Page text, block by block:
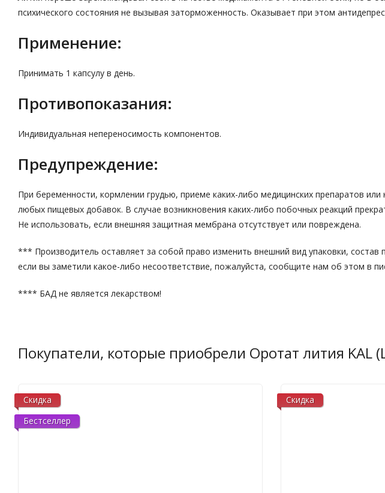
психического состояния не вызывая заторможенность. Оказывает при этом
Применение:
Принимать 1 капсулу в день.
Противопоказания:
Индивидуальная непереносимость компонентов.
Предупреждение:
При беременности, кормлении грудью, приеме каких-либо медицинских препаратов
любых пищевых добавок. В случае возникновения каких-либо побочных реакций
Не использовать, если внешняя защитная мембрана отсутствует или повреждена.
*** Производитель оставляет за собой право изменить внешний вид упаковки,
если вы заметили какое-либо несоответствие, пожалуйста, сообщите нам об этом в
**** БАД не является лекарством!
Покупатели, которые приобрели Оротат лития KAL
Скидка
Бестселлер
Скидка